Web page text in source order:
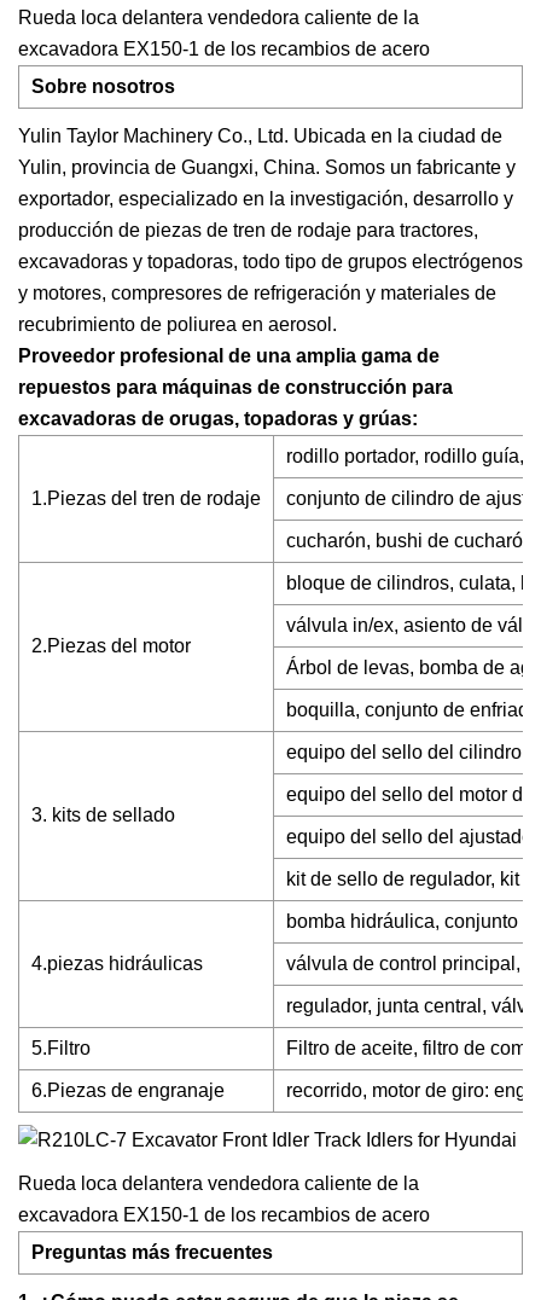
Rueda loca delantera vendedora caliente de la
excavadora EX150-1 de los recambios de acero
Sobre nosotros
Yulin Taylor Machinery Co., Ltd. Ubicada en la ciudad de
Yulin, provincia de Guangxi, China. Somos un fabricante y
exportador, especializado en la investigación, desarrollo y
producción de piezas de tren de rodaje para tractores,
excavadoras y topadoras, todo tipo de grupos electrógenos
y motores, compresores de refrigeración y materiales de
recubrimiento de poliurea en aerosol.
Proveedor profesional de una amplia gama de
repuestos para máquinas de construcción para
excavadoras de orugas, topadoras y grúas:
1.Piezas del tren de rodaje
rodillo portador, rodillo guía,
conjunto de cilindro de
cucharón, bushi de
2.Piezas del motor
bloque de cilindros, culata,
válvula in/ex, asiento de
Árbol de levas, bomba de
boquilla, conjunto de
3. kits de sellado
equipo del sello del cilindro
equipo del sello del motor
equipo del sello del
kit de sello de regulador, kit
4.piezas hidráulicas
bomba hidráulica, conjunto
válvula de control principal,
regulador, junta central,
5.Filtro Filtro de aceite, filtro de
6.Piezas de engranaje recorrido, motor de giro:
Rueda loca delantera vendedora caliente de la
excavadora EX150-1 de los recambios de acero
Preguntas más frecuentes